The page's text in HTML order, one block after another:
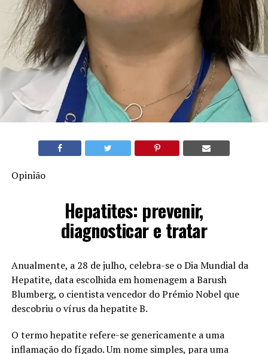
Opinião
Hepatites: prevenir,
diagnosticar e tratar
Anualmente, a 28 de julho, celebra-se o Dia Mundial da
Hepatite, data escolhida em homenagem a Barush
Blumberg, o cientista vencedor do Prémio Nobel que
descobriu o vírus da hepatite B.
O termo hepatite refere-se genericamente a uma
inflamação do fígado. Um nome simples, para uma